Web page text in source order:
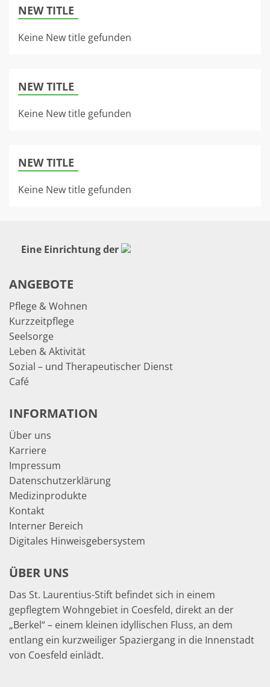
NEW TITLE
Keine New title gefunden
NEW TITLE
Keine New title gefunden
NEW TITLE
Keine New title gefunden
Eine Einrichtung der
ANGEBOTE
Pflege & Wohnen
Kurzzeitpflege
Seelsorge
Leben & Aktivität
Sozial – und Therapeutischer Dienst
Café
INFORMATION
Über uns
Karriere
Impressum
Datenschutzerklärung
Medizinprodukte
Kontakt
Interner Bereich
Digitales Hinweisgebersystem
ÜBER UNS
Das St. Laurentius-Stift befindet sich in einem
gepflegtem Wohngebiet in Coesfeld, direkt an der
„Berkel“ – einem kleinen idyllischen Fluss, an dem
entlang ein kurzweiliger Spaziergang in die Innenstadt
von Coesfeld einlädt.